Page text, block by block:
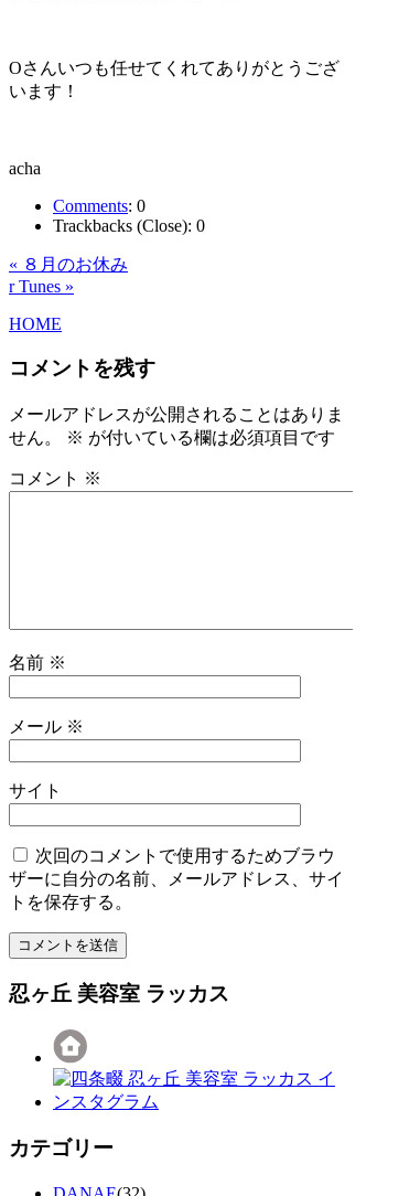
Oさんいつも任せてくれてありがとうござ
います！
acha
Comments: 0
Trackbacks (Close): 0
« ８月のお休み
r Tunes »
HOME
コメントを残す
メールアドレスが公開されることはありま
せん。
※ が付いている欄は必須項目です
コメント ※
名前 ※
メール ※
サイト
次回のコメントで使用するためブラウ
ザーに自分の名前、メールアドレス、サイ
トを保存する。
忍ヶ丘 美容室 ラッカス
カテゴリー